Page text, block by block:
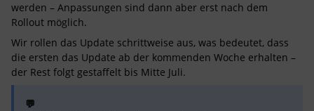
werden – Anpassungen sind dann aber erst nach dem
Rollout möglich.
Wir rollen das Update schrittweise aus, was bedeutet, dass
die ersten das Update ab der kommenden Woche erhalten –
der Rest folgt gestaffelt bis Mitte Juli.
💬